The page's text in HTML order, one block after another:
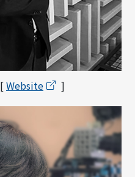
Website ]